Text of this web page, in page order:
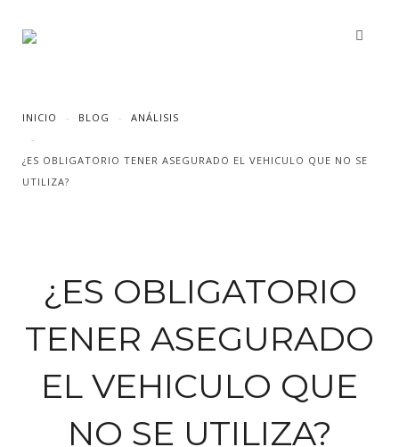
INICIO BLOG ANÁLISIS
¿ES OBLIGATORIO TENER ASEGURADO EL VEHICULO QUE NO SE
UTILIZA?
¿ES OBLIGATORIO
TENER ASEGURADO
EL VEHICULO QUE
NO SE UTILIZA?